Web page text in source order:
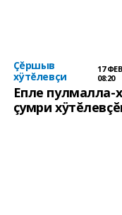
Çĕршыв
хÿтĕлевçи
17
08:20
Епле пулмалла-
çумри